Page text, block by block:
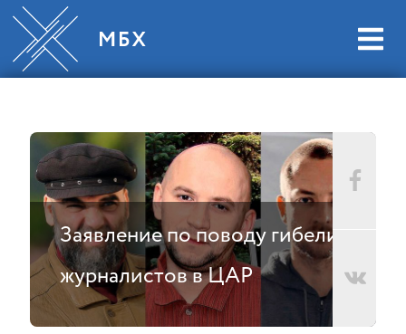
Заявление по поводу гибели
журналистов в ЦАР